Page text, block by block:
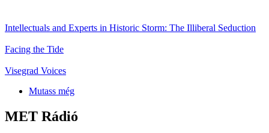
Intellectuals and Experts in Historic Storm: The Illiberal Seduction
Facing the Tide
Visegrad Voices
Mutass még
MET Rádió